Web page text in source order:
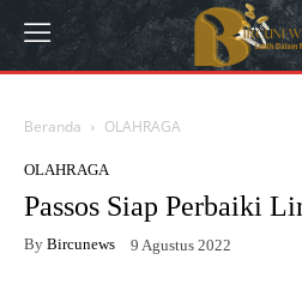
Beranda OLAHRAGA
OLAHRAGA
Passos Siap Perbaiki
By Bircunews 9 Agustus 2022